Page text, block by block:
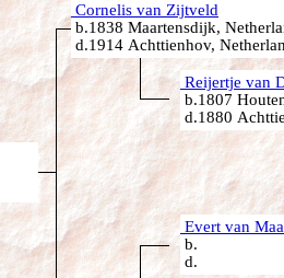
Cornelis van Zijtveld
b.1838 Maartensdijk,
d.1914 Achttienhov,
Reijertje van
b.1807
d.1880
Evert van
b.
d.